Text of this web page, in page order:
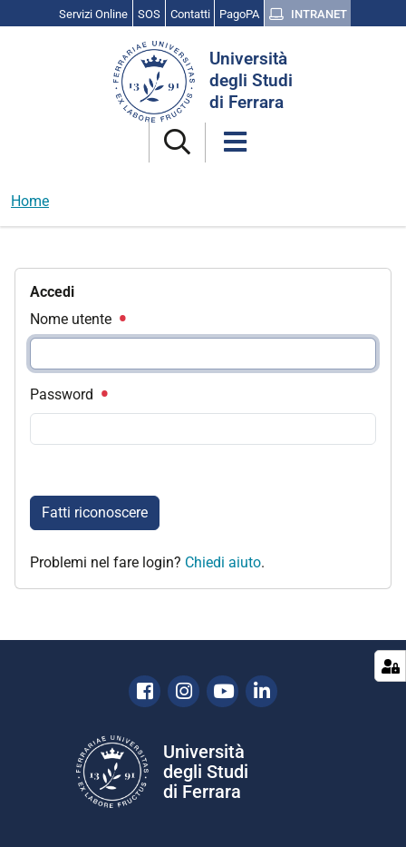
Servizi Online SOS Contatti PagoPA INTRANET
Università
degli Studi
di Ferrara
Home
Accedi
Nome utente
Password
Fatti riconoscere
Problemi nel fare login? Chiedi aiuto.
Facebook
Instagram
YoutubeLinkedin
Università
degli Studi
di Ferrara